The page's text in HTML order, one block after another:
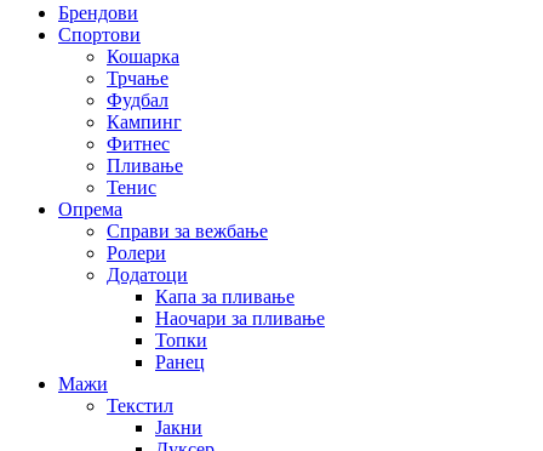
Брендови
Спортови
Кошарка
Трчање
Фудбал
Кампинг
Фитнес
Пливање
Тенис
Опрема
Справи за вежбање
Ролери
Додатоци
Капа за пливање
Наочари за пливање
Топки
Ранец
Мажи
Текстил
Јакни